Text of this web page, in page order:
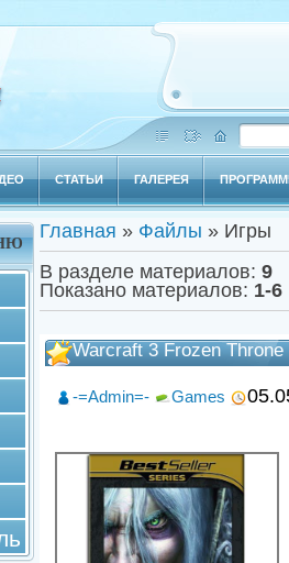
СТАТЬИ ГАЛЕРЕЯ
Главная » Файлы » Игры
В разделе материалов: 9
Показано материалов: 1-6
Warcraft 3 Frozen
-=Admin=- Games